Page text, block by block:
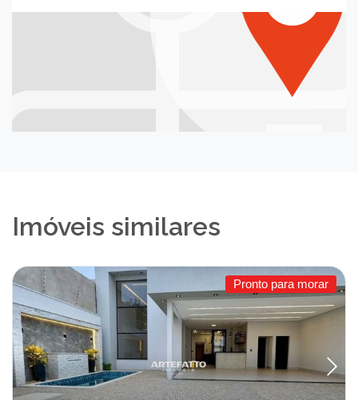
Imóveis similares
Pronto para morar